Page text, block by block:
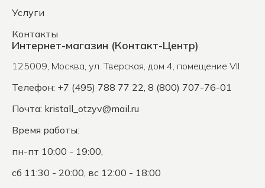
Услуги
Контакты
Интернет-магазин (Контакт-Центр)
125009, Москва, ул. Тверская, дом 4, помещение VII
Телефон: +7 (495) 788 77 22, 8 (800) 707-76-01
Почта: kristall_otzyv@mail.ru
Время работы:
пн-пт 10:00 - 19:00,
сб 11:30 - 20:00, вс 12:00 - 18:00